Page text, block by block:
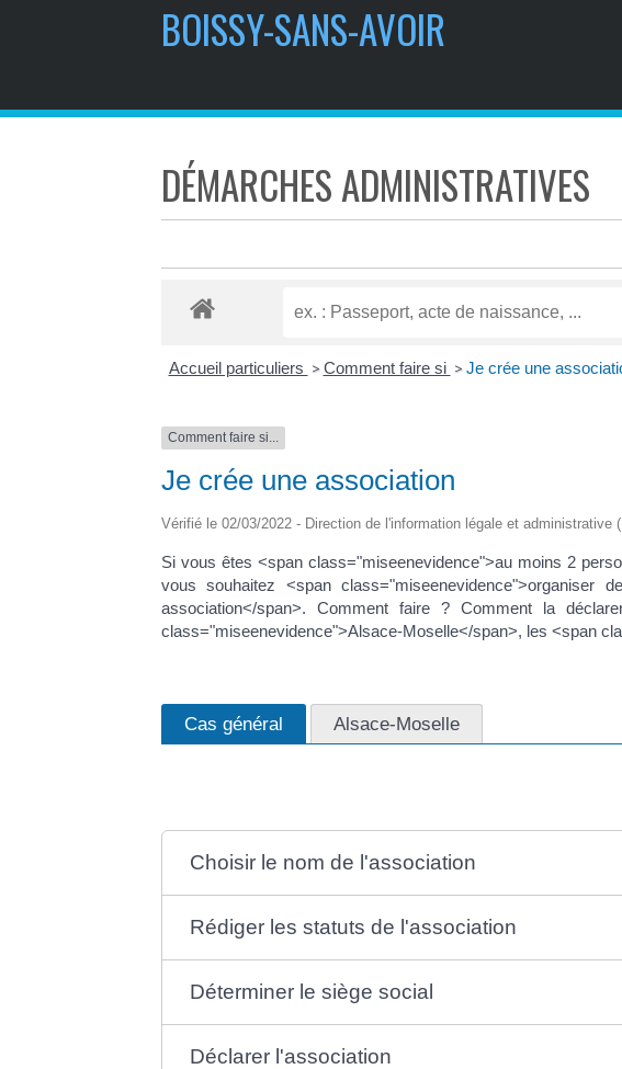
BOISSY-SANS-AVOIR
DÉMARCHES ADMINISTRATIVES
Accueil particuliers > Comment faire si > Je crée une
Comment faire si...
Je crée une association
Vérifié le 02/03/2022 - Direction de l'information légale et administrative
Si vous êtes <span class="miseenevidence">au moins 2
vous souhaitez <span class="miseenevidence">organiser
association</span>. Comment faire ? Comment la
class="miseenevidence">Alsace-Moselle</span>, les <span
Cas général Alsace-Moselle
Choisir le nom de l'association
Rédiger les statuts de l'association
Déterminer le siège social
Déclarer l'association